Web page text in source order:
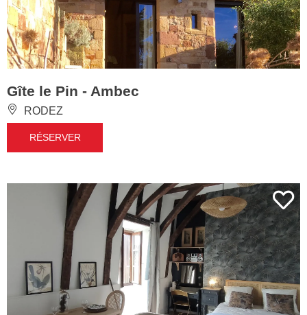
Gîte le Pin - Ambec
RODEZ
RÉSERVER